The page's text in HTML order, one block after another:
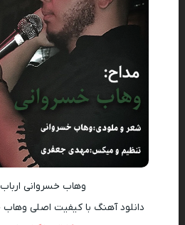
وهاب خسروانی
دانلود آهنگ با کیفیت اصلی